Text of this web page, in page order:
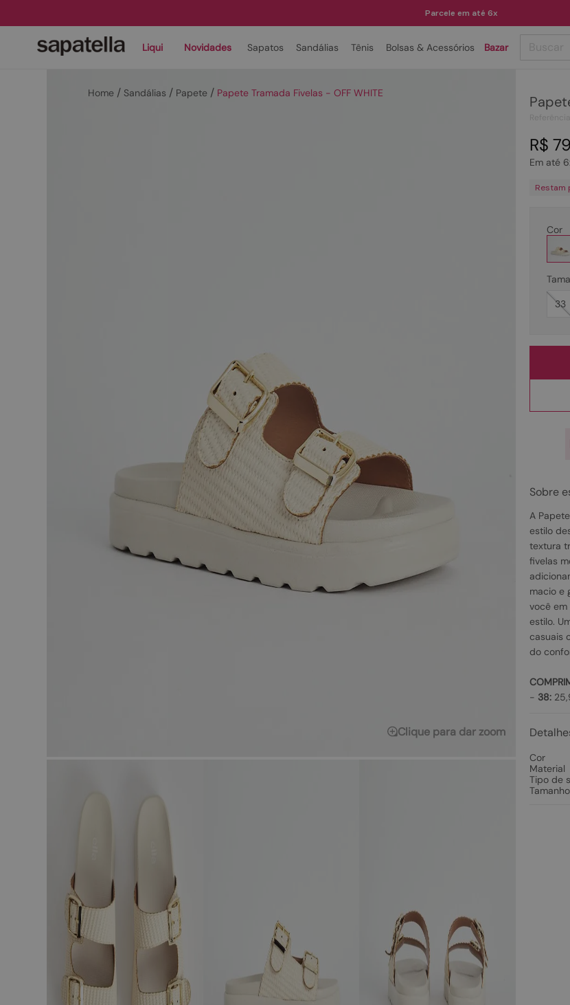
Parcele em até 6x
Liqui Novidades Sapatos Sandálias Tênis Bolsas & Acessórios Bazar
Sandálias Papete Papete Tramada Fivelas - OFF WHITE
Clique para dar zoom
R$ 79
Em até 6
Restam
Cor
33
Sobre
A
estilo
textura
fivelas
macio e
você
estilo.
casuais
do
- 38:
Cor
Material
Tipo de